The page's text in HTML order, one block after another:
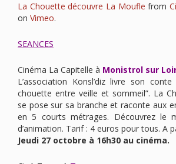
La Chouette découvre La Moufle from
on Vimeo.
SEANCES
Cinéma La Capitelle à Monistrol sur
L’association Konsl’diz livre son
chouette entre veille et sommeil”. La
se pose sur sa branche et raconte aux
en 5 courts métrages. Découvrez le
d’animation. Tarif : 4 euros pour tous. A
Jeudi 27 octobre à 16h30 au cinéma.